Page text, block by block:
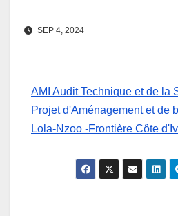
SEP 4, 2024
AMI Audit Technique et de la
Projet d'Aménagement et de
Lola-Nzoo -Frontière Côte